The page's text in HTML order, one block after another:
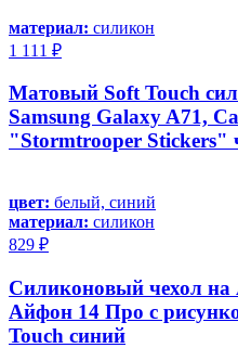
материал: силикон
1 111 ₽
Матовый Soft Touch
Samsung Galaxy A71,
"Stormtrooper Stickers"
цвет: белый, синий
материал: силикон
829 ₽
Силиконовый чехол на
Айфон 14 Про с
Touch синий